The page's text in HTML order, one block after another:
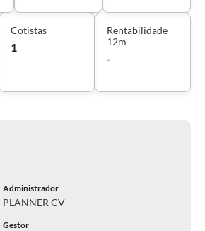
Cotistas
1
Rentabilidade
12m
-
Administrador
PLANNER CV
Gestor